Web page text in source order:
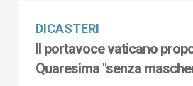
DICASTERI
Il portavoce vaticano
Quaresima "senza